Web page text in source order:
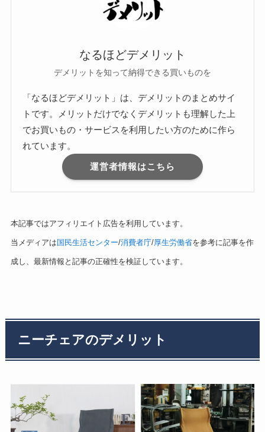
なるほどデメリット
デメリットを知って納得できる買いものを
「なるほどデメリット」は、デメリットのまとめサイ
トです。メリットだけでなくデメリットも理解した上
でお買いもの・サービスを利用したい方のために作ら
れています。
運営者情報はこちら
本記事ではアフィリエイト広告を利用しています。
当メディアは 国民生活センター/消費者庁/厚生労働省を参考に記事を作
成し、最新情報と記事の正確性を検証しています。
ニーチェアのデメリット